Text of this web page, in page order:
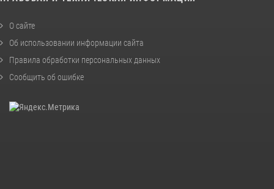
О сайте
Об использовании информации сайта
Правила обработки персональных данных
Сообщить об ошибке